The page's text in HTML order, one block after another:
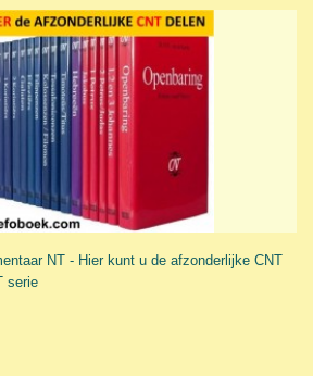
NT - Hier kunt u de afzonderlijke CNT
serie